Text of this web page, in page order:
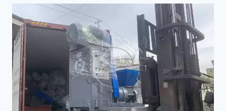
屑
削
り
機
ア
に